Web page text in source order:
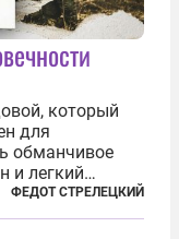
который
для
обманчивое
и легкий
—
рассказов,
ФЕДОТ СТРЕЛЕЦКИЙ